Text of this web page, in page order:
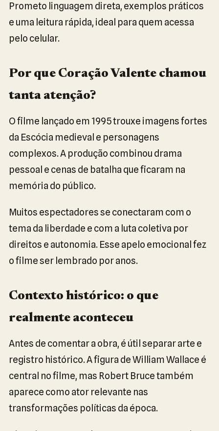
Prometo linguagem direta, exemplos práticos
e uma leitura rápida, ideal para quem acessa
pelo celular.
Por que Coração Valente chamou
tanta atenção?
O filme lançado em 1995 trouxe imagens fortes
da Escócia medieval e personagens
complexos. A produção combinou drama
pessoal e cenas de batalha que ficaram na
memória do público.
Muitos espectadores se conectaram com o
tema da liberdade e com a luta coletiva por
direitos e autonomia. Esse apelo emocional fez
o filme ser lembrado por anos.
Contexto histórico: o que
realmente aconteceu
Antes de comentar a obra, é útil separar arte e
registro histórico. A figura de William Wallace é
central no filme, mas Robert Bruce também
aparece como ator relevante nas
transformações políticas da época.